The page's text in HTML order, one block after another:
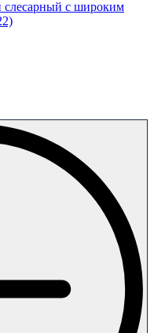
с широким